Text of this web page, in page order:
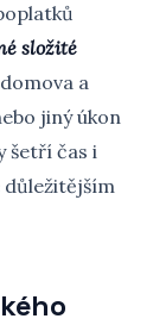
složité
a
jiný úkon
šetří čas i
důležitějším